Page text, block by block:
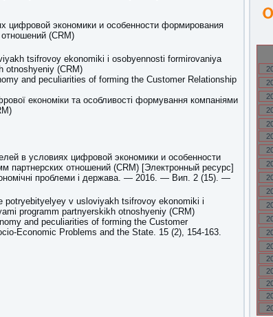
цифровой экономики и особенности формирования
(CRM)
tsifrovoy ekonomiki i osobyennosti formirovaniya
otnoshyeniy (CRM)
and peculiarities of forming the Customer Relationship
економіки та особливості формування компаніями
в условиях цифровой экономики и особенности
партнерских отношений (CRM) [Электронный ресурс]
проблеми і держава. — 2016. — Вип. 2 (15). —
potryebityelyey v usloviyakh tsifrovoy ekonomiki i
programm partnyerskikh otnoshyeniy (CRM)
and peculiarities of forming the Customer
Economic Problems and the State. 15 (2), 154-163.